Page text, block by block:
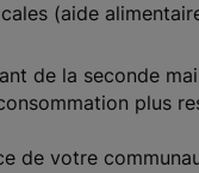
(aide
de la seconde
plus
de votre